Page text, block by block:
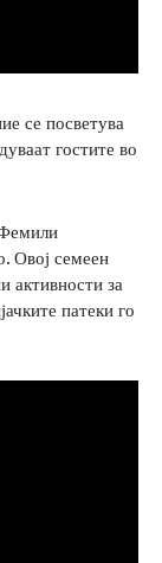
се посветува
гостите во
. Овој семеен
активности за
патеки го